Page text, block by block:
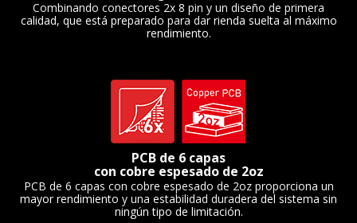
Combinando conectores 2x 8 pin y un diseño de primera
calidad, que está preparado para dar rienda suelta al máximo
rendimiento.
PCB de 6 capas
con cobre espesado de 2oz
PCB de 6 capas con cobre espesado de 2oz proporciona un
mayor rendimiento y una estabilidad duradera del sistema sin
ningún tipo de limitación.